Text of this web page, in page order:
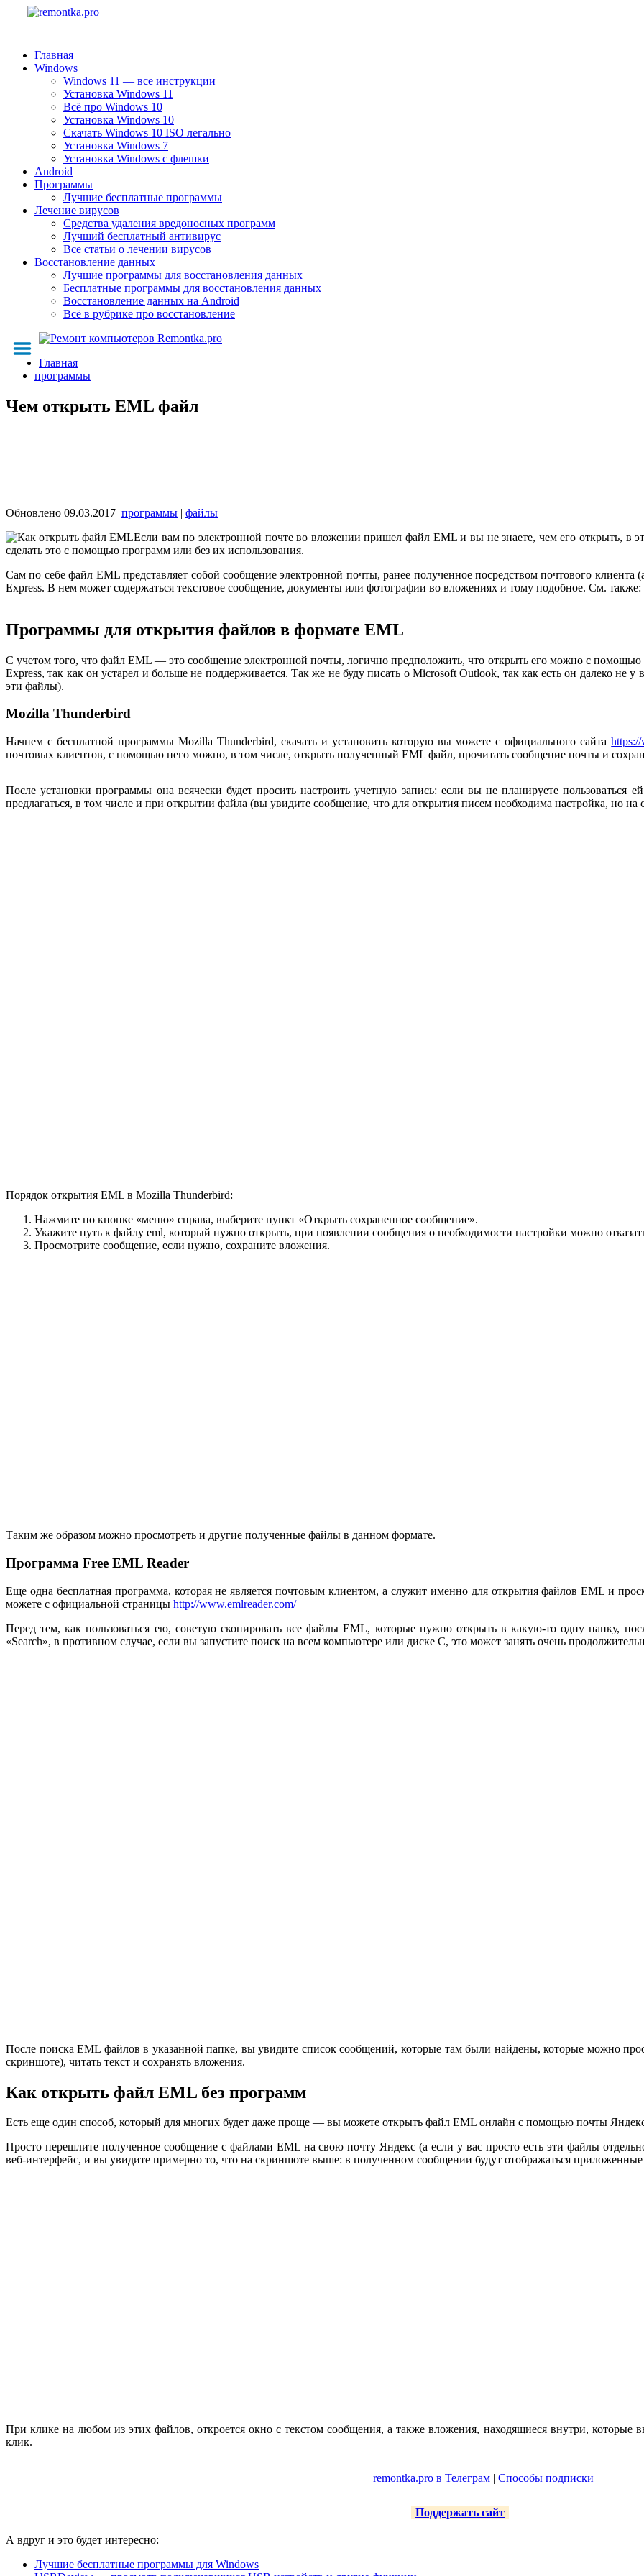
Главная
Windows
Windows 11 — все инструкции
Установка Windows 11
Всё про Windows 10
Установка Windows 10
Скачать Windows 10 ISO легально
Установка Windows 7
Установка Windows с флешки
Android
Программы
Лучшие бесплатные программы
Лечение вирусов
Средства удаления вредоносных программ
Лучший бесплатный антивирус
Все статьи о лечении вирусов
Восстановление данных
Лучшие программы для восстановления данных
Бесплатные программы для восстановления данных
Восстановление данных на Android
Всё в рубрике про восстановление
Главная
программы
Чем открыть EML файл
Обновлено 09.03.2017 программы | файлы
Если вам по электронной почте во вложении пришел файл EML и вы не знаете, чем его открыть, в
сделать это с помощью программ или без их использования.
Сам по себе файл EML представляет собой сообщение электронной почты, ранее полученное посредством почтового
Express. В нем может содержаться текстовое сообщение, документы или фотографии во вложениях и тому подобное. См. также:
Программы для открытия файлов в формате EML
С учетом того, что файл EML — это сообщение электронной почты, логично предположить, что открыть его можно с помощью
Express, так как он устарел и больше не поддерживается. Так же не буду писать о Microsoft Outlook, так как есть он далеко
эти файлы).
Mozilla Thunderbird
Начнем с бесплатной программы Mozilla Thunderbird, скачать и установить которую вы можете с официального сайта
почтовых клиентов, с помощью него можно, в том числе, открыть полученный EML файл, прочитать сообщение почты и
После установки программы она всячески будет просить настроить учетную запись: если вы не планируете пользоваться
предлагаться, в том числе и при открытии файла (вы увидите сообщение, что для открытия писем необходима настройка, но на
Порядок открытия EML в Mozilla Thunderbird:
Нажмите по кнопке «меню» справа, выберите пункт «Открыть сохраненное сообщение».
Укажите путь к файлу eml, который нужно открыть, при появлении сообщения о необходимости настройки можно
Просмотрите сообщение, если нужно, сохраните вложения.
Таким же образом можно просмотреть и другие полученные файлы в данном формате.
Программа Free EML Reader
Еще одна бесплатная программа, которая не является почтовым клиентом, а служит именно для открытия файлов EML и
можете с официальной страницы http://www.emlreader.com/
Перед тем, как пользоваться ею, советую скопировать все файлы EML, которые нужно открыть в какую-то одну папку,
«Search», в противном случае, если вы запустите поиск на всем компьютере или диске C, это может занять очень
После поиска EML файлов в указанной папке, вы увидите список сообщений, которые там были найдены, которые можно
скриншоте), читать текст и сохранять вложения.
Как открыть файл EML без программ
Есть еще один способ, который для многих будет даже проще — вы можете открыть файл EML онлайн с помощью почты Яндекс
Просто перешлите полученное сообщение с файлами EML на свою почту Яндекс (а если у вас просто есть эти файлы
веб-интерфейс, и вы увидите примерно то, что на скриншоте выше: в полученном сообщении будут отображаться
При клике на любом из этих файлов, откроется окно с текстом сообщения, а также вложения, находящиеся внутри, которые
клик.
remontka.pro в Телеграм| Способы подписки
Поддержать сайт
А вдруг и это будет интересно:
Лучшие бесплатные программы для Windows